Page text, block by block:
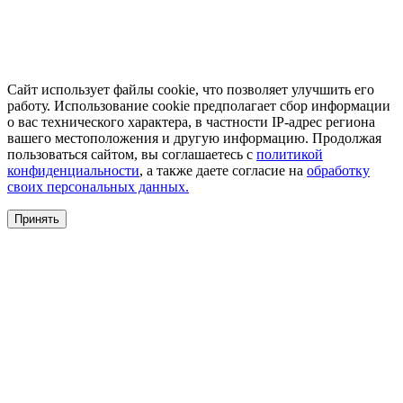
Сайт использует файлы cookie, что позволяет улучшить его
работу. Использование cookie предполагает сбор информации
о вас технического характера, в частности IP-адрес региона
вашего местоположения и другую информацию. Продолжая
пользоваться сайтом, вы соглашаетесь с политикой
конфиденциальности, а также даете согласие на обработку
своих персональных данных.
Принять